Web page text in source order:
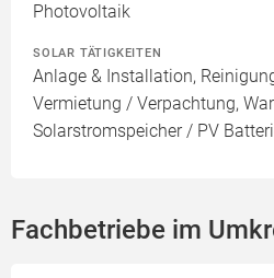
Photovoltaik
SOLAR TÄTIGKEITEN
Anlage & Installation,
Vermietung / Verpachtung,
Solarstromspeicher / PV
Fachbetriebe im